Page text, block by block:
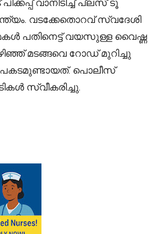
വാനിടിച്ച് പ്ലസ് ടൂ
വടക്കേതൊറവ് സ്വദേശി
പതിനെട്ട് വയസുള്ള വൈഷ്ണ
മടങ്ങവെ റോഡ് മുറിച്ചു
പൊലീസ്
സ്വീകരിച്ചു.